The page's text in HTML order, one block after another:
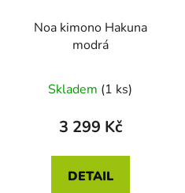
Noa kimono Hakuna
modrá
Skladem (1 ks)
3 299 Kč
DETAIL